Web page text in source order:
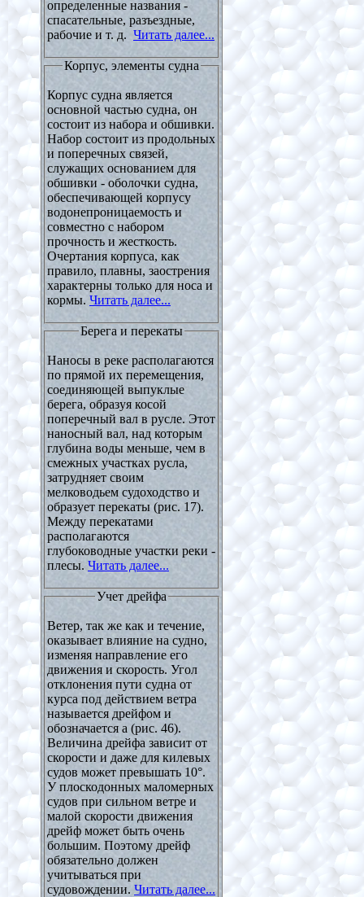
определенные названия -
спасательные, разъездные,
рабочие и т. д. Читать далее...
Корпус, элементы судна
Корпус судна является
основной частью судна, он
состоит из набора и обшивки.
Набор состоит из продольных
и поперечных связей,
служащих основанием для
обшивки - оболочки судна,
обеспечивающей корпусу
водонепроницаемость и
совместно с набором
прочность и жесткость.
Очертания корпуса, как
правило, плавны, заострения
характерны только для носа и
кормы. Читать далее...
Берега и перекаты
Наносы в реке располагаются
по прямой их перемещения,
соединяющей выпуклые
берега, образуя косой
поперечный вал в русле. Этот
наносный вал, над которым
глубина воды меньше, чем в
смежных участках русла,
затрудняет своим
мелководьем судоходство и
образует перекаты (рис. 17).
Между перекатами
располагаются
глубоководные участки реки -
плесы. Читать далее...
Учет дрейфа
Ветер, так же как и течение,
оказывает влияние на судно,
изменяя направление его
движения и скорость. Угол
отклонения пути судна от
курса под действием ветра
называется дрейфом и
обозначается а (рис. 46).
Величина дрейфа зависит от
скорости и даже для килевых
судов может превышать 10°.
У плоскодонных маломерных
судов при сильном ветре и
малой скорости движения
дрейф может быть очень
большим. Поэтому дрейф
обязательно должен
учитываться при
судовождении. Читать далее...